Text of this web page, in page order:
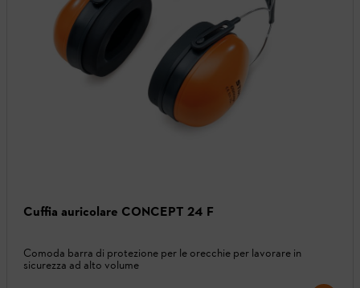
Cuffia auricolare CONCEPT 24 F
Comoda barra di protezione per le orecchie per lavorare in
sicurezza ad alto volume